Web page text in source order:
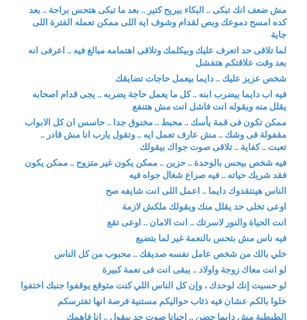
مش ضعف انك تبكى .. البكاء بيريح كتير .. بعد ما تبكى هتحس براحة .. بعد
كده امسح دموعك وبص لقدام وشوف ايه اللى ممكن تعمله الفترة اللى
جاية
لما تلاقى حد اتعرف عليك وبيكلمك وتلاقى اهتمامه مبالغ فيه .. اعرفى انه
بعد وقت علاقتكم هتفشل
شخص عزيز عليك .. دايما بيعمل حاجات تضايقك
فيه اب دايما بيضرب ابنه .. كل ما يعمل حاجة يضربه .. يجى قدام اصحابه
يقلل منه ويقوله انت فاشل انت مش هتنفع
ممكن تكون فى قمة يأسك .. محبط .. مخنوق جدا .. حاسس ان كل الابواب
مقفولة فى وشك .. مش عارف تعمل ايه .. وتقول يارب انا مش قادر ..
تعبت .. كفاية .. تلاقى صوت جواك بيقولك
فيه شخص بيحس بالوحدة .. حزين .. ممكن يكون غير متزوج .. ممكن يكون
فقد شريك حياته .. فيه صراع شغال جواه فيه
الناس هينتقدوك دايما .. اعمل اللى انت شايفه صح
اوعى تخلى حد يقلل منك ويقولك ملكش لازمة
انت الحياة والنور لاسرتك .. انت الامان .. اوعى تقع
فيه ناس مش بتحس بالنعمة غير لما بتضيع
خلي بالك من شخص عامل نفسه صديقك .. محبوب من كل الناس
لو انت معاك زوجة واولاد .. يبقى انت فى نعمة كبيرة
لو حسيت إنك لوحدك ، وإن كل الناس اللي كنت متوقع يوقفوا جنبك اختفوا
خلوا بالكم عشان فيه ذئاب حواليكم مستنية فرصة انها تفترسكم
الطبطبة مش دايما حضن .. احيانا صوت حد بيقول .. انا فاهمك